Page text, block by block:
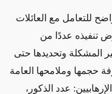
للتعامل مع العائلات
تنفيذه عددًا من
المشكلة وتحديدها حتى
حجمها وملامحها العامة
عدد الذكور،